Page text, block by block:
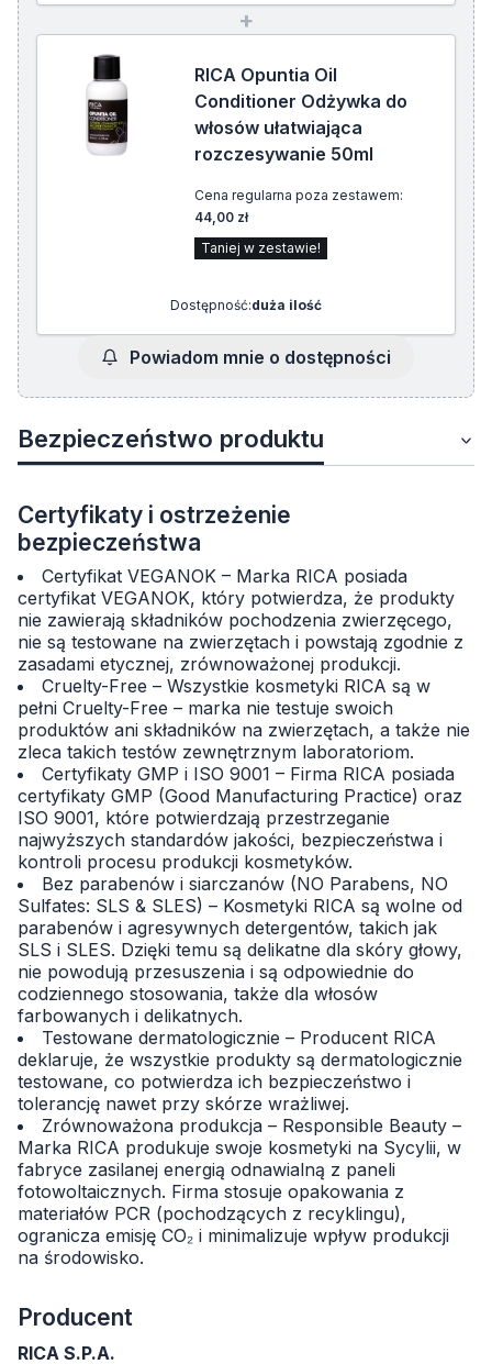
+
RICA Opuntia Oil
Conditioner Odżywka do
włosów ułatwiająca
rozczesywanie 50ml
Cena regularna poza zestawem:
44,00 zł
Taniej w zestawie!
Dostępność:duża ilość
Powiadom mnie o dostępności
Bezpieczeństwo produktu
Certyfikaty i ostrzeżenie
bezpieczeństwa
Certyfikat VEGANOK – Marka RICA posiada
certyfikat VEGANOK, który potwierdza, że produkty
nie zawierają składników pochodzenia zwierzęcego,
nie są testowane na zwierzętach i powstają zgodnie z
zasadami etycznej, zrównoważonej produkcji.
Cruelty-Free – Wszystkie kosmetyki RICA są w
pełni Cruelty-Free – marka nie testuje swoich
produktów ani składników na zwierzętach, a także nie
zleca takich testów zewnętrznym laboratoriom.
Certyfikaty GMP i ISO 9001 – Firma RICA posiada
certyfikaty GMP (Good Manufacturing Practice) oraz
ISO 9001, które potwierdzają przestrzeganie
najwyższych standardów jakości, bezpieczeństwa i
kontroli procesu produkcji kosmetyków.
Bez parabenów i siarczanów (NO Parabens, NO
Sulfates: SLS & SLES) – Kosmetyki RICA są wolne od
parabenów i agresywnych detergentów, takich jak
SLS i SLES. Dzięki temu są delikatne dla skóry głowy,
nie powodują przesuszenia i są odpowiednie do
codziennego stosowania, także dla włosów
farbowanych i delikatnych.
Testowane dermatologicznie – Producent RICA
deklaruje, że wszystkie produkty są dermatologicznie
testowane, co potwierdza ich bezpieczeństwo i
tolerancję nawet przy skórze wrażliwej.
Zrównoważona produkcja – Responsible Beauty –
Marka RICA produkuje swoje kosmetyki na Sycylii, w
fabryce zasilanej energią odnawialną z paneli
fotowoltaicznych. Firma stosuje opakowania z
materiałów PCR (pochodzących z recyklingu),
ogranicza emisję CO₂ i minimalizuje wpływ produkcji
na środowisko.
Producent
RICA S.P.A.